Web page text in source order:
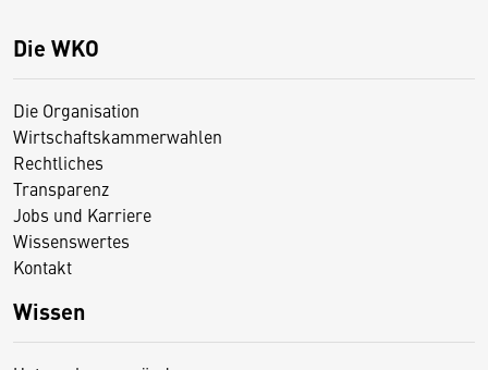
Die WKO
Die Organisation
Wirtschaftskammerwahlen
Rechtliches
Transparenz
Jobs und Karriere
Wissenswertes
Kontakt
Wissen